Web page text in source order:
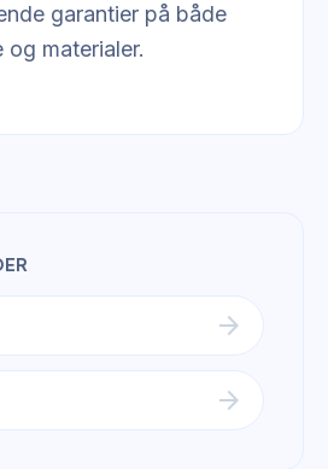
garantier på både
og materialer.
arrow_forward
arrow_forward